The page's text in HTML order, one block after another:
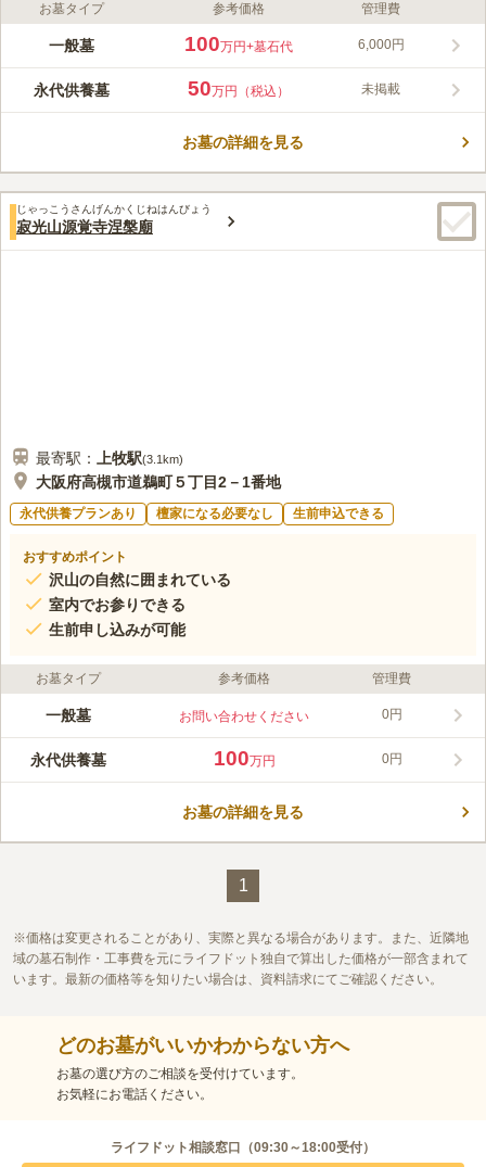
お墓タイプ 参考価格 管理費
一般墓 100万円+墓石代 6,000円
永代供養墓 50万円（税込） 未掲載
お墓の詳細を見る
じゃっこうさんげんかくじねはんびょう
寂光山源覚寺涅槃廟
最寄駅： 上牧駅(3.1km)
大阪府高槻市道鵜町５丁目2－1番地
永代供養プランあり 檀家になる必要なし 生前申込できる
おすすめポイント
沢山の自然に囲まれている
室内でお参りできる
生前申し込みが可能
お墓タイプ 参考価格 管理費
一般墓 お問い合わせください 0円
永代供養墓 100万円 0円
お墓の詳細を見る
1
価格は変更されることがあり、実際と異なる場合があります。また、近隣地
域の墓石制作・工事費を元にライフドット独自で算出した価格が一部含まれて
います。最新の価格等を知りたい場合は、資料請求にてご確認ください。
どのお墓がいいかわからない方へ
お墓の選び方のご相談を受付けています。
お気軽にお電話ください。
ライフドット相談窓口（09:30～18:00受付）